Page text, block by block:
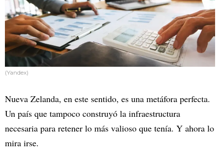
(Yandex)
Nueva Zelanda, en este sentido, es una metáfora perfecta.
Un país que tampoco construyó la infraestructura
necesaria para retener lo más valioso que tenía. Y ahora lo
mira irse.